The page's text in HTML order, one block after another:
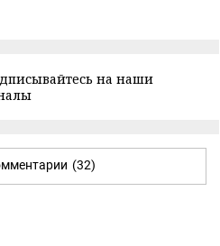
на наши
(32)